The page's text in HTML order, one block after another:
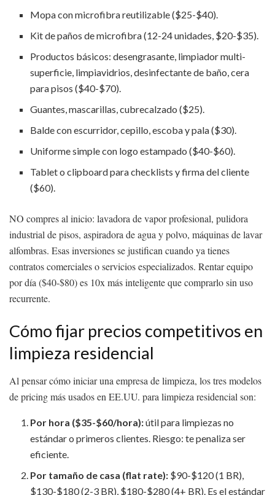
Mopa con microfibra reutilizable ($25-$40).
Kit de paños de microfibra (12-24 unidades, $20-$35).
Productos básicos: desengrasante, limpiador multi-
superficie, limpiavidrios, desinfectante de baño, cera
para pisos ($40-$70).
Guantes, mascarillas, cubrecalzado ($25).
Balde con escurridor, cepillo, escoba y pala ($30).
Uniforme simple con logo estampado ($40-$60).
Tablet o clipboard para checklists y firma del cliente
($60).
NO compres al inicio: lavadora de vapor profesional, pulidora
industrial de pisos, aspiradora de agua y polvo, máquinas de lavar
alfombras. Esas inversiones se justifican cuando ya tienes
contratos comerciales o servicios especializados. Rentar equipo
por día ($40-$80) es 10x más inteligente que comprarlo sin uso
recurrente.
Cómo fijar precios competitivos en
limpieza residencial
Al pensar cómo iniciar una empresa de limpieza, los tres modelos
de pricing más usados en EE.UU. para limpieza residencial son:
Por hora ($35-$60/hora):útil para limpiezas no
estándar o primeros clientes. Riesgo: te penaliza ser
eficiente.
Por tamaño de casa (flat rate): $90-$120 (1 BR),
$130-$180 (2-3 BR), $180-$280 (4+ BR). Es el estándar